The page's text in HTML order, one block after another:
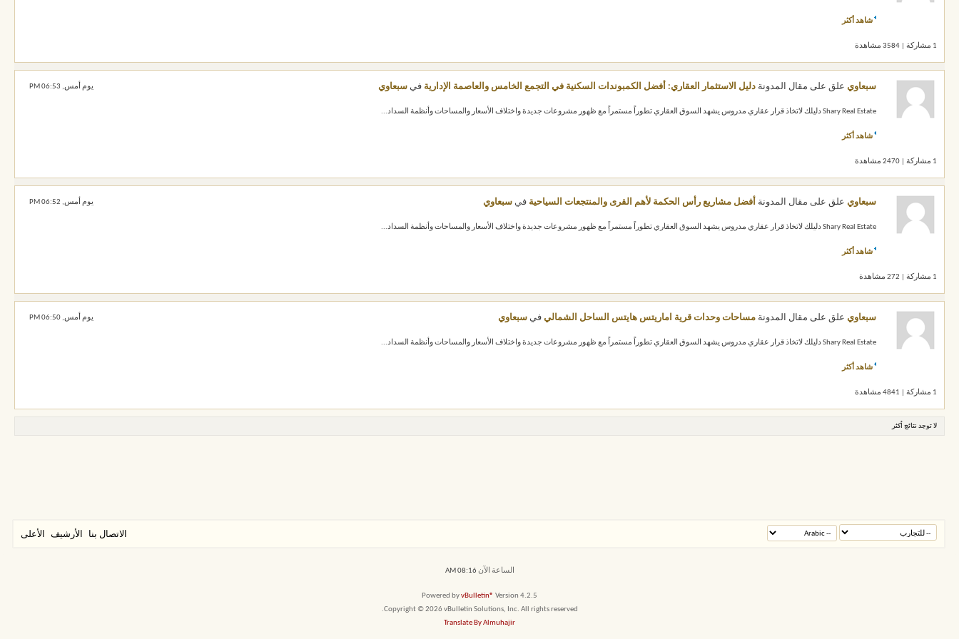
شاهد أكثر
1 مشاركة | 3584 مشاهدة
يوم أمس, 06:53 PM سبعاوي علق على مقال المدونة دليل الاستثمار العقاري: أفضل الكمبوندات السكنية في التجمع الخامس والعاصمة الإدارية في سبعاوي
Shary Real Estate دليلك لاتخاذ قرار عقاري مدروس يشهد السوق العقاري تطوراً مستمراً مع ظهور مشروعات جديدة واختلاف الأسعار والمساحات وأنظمة السداد...
شاهد أكثر
1 مشاركة | 2470 مشاهدة
يوم أمس, 06:52 PM سبعاوي علق على مقال المدونة أفضل مشاريع رأس الحكمة لأهم القرى والمنتجعات السياحية في سبعاوي
Shary Real Estate دليلك لاتخاذ قرار عقاري مدروس يشهد السوق العقاري تطوراً مستمراً مع ظهور مشروعات جديدة واختلاف الأسعار والمساحات وأنظمة السداد...
شاهد أكثر
1 مشاركة | 272 مشاهدة
يوم أمس, 06:50 PM سبعاوي علق على مقال المدونة مساحات وحدات قرية اماريتس هايتس الساحل الشمالي في سبعاوي
Shary Real Estate دليلك لاتخاذ قرار عقاري مدروس يشهد السوق العقاري تطوراً مستمراً مع ظهور مشروعات جديدة واختلاف الأسعار والمساحات وأنظمة السداد...
شاهد أكثر
1 مشاركة | 4841 مشاهدة
لا توجد نتائج أكثر
الاتصال بنا الأرشيف الأعلى
الساعة الآن08:16 AM
Powered byvBulletin® Version 4.2.5
Copyright © 2026 vBulletin Solutions, Inc. All rights reserved.
Translate By Almuhajir